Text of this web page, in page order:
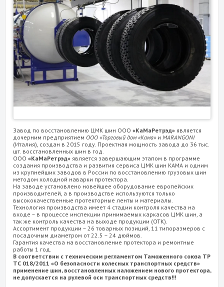
Завод по восстановлению ЦМК шин ООО «КаМаРетрэд» является
дочерним предприятием ООО «Торговый дом «Кама»и MARANGONI
(Италия), создан в 2015 году. Проектная мощность завода до 36 тыс.
шт. восстановленных шин в год.
ООО «КаМаРетрэд» является завершающим этапом в программе
создания производства и развития сервиса ЦМК шин КАМА и одним
из крупнейших заводов в России по восстановлению грузовых шин
методом холодной наварки протектора.
На заводе установлено новейшее оборудование европейских
производителей, а в производстве используются только
высококачественные протекторные ленты и материалы.
Технология производства имеет 4 стадии контроля качества на
входе – в процессе инспекции принимаемых каркасов ЦМК шин, а
так же контроль качества на выходе продукции (ОТК).
Ассортимент продукции – 26 товарных позиций, 11 типоразмеров с
посадочным диаметром от 22.5 – 24 дюймов.
Гарантия качества на восстановление протектора и ремонтные
работы 1 год.
В соответствии с техническим регламентом Таможенного союза ТР
ТС 018/2011 «О безопасности колесных транспортных средств»
применение шин, восстановленных наложением нового протектора,
не допускается на рулевой оси транспортных средств!!!